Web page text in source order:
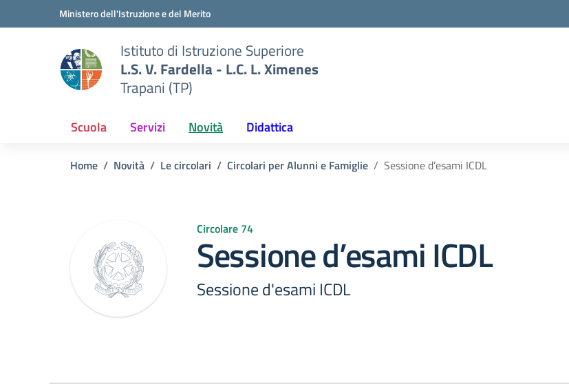
Vai ai contenuti
Vai al menu di navigazioneMinistero dell'Istruzione e del Merito
Istituto di Istruzione Superiore
L.S. V. Fardella - L.C. L. Ximenes
Trapani (TP)
Scuola Servizi Novità Didattica
Home Novità Le circolari Circolari per Alunni e Famiglie Sessione d’esami ICDL
Circolare 74
Sessione d’esami ICDL
Sessione d'esami ICDL